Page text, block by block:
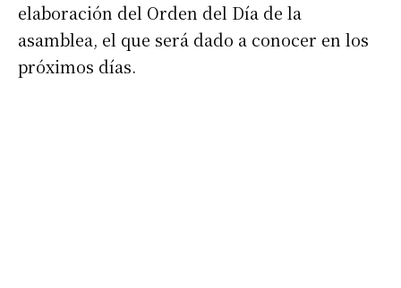
elaboración del Orden del Día de la
asamblea, el que será dado a conocer en los
próximos días.